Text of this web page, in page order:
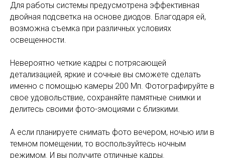
Для работы системы предусмотрена эффективная
двойная подсветка на основе диодов. Благодаря ей,
возможна съемка при различных условиях
освещенности.
Невероятно четкие кадры с потрясающей
детализацией, яркие и сочные вы сможете сделать
именно с помощью камеры 200 Мп. Фотографируйте в
свое удовольствие, сохраняйте памятные снимки и
делитесь своими фото-эмоциями с близкими.
А если планируете снимать фото вечером, ночью или в
темном помещении, то воспользуйтесь ночным
режимом. И вы получите отличные кадры.